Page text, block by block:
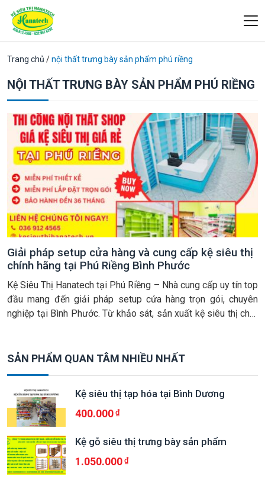
Trang chủ /nội thất trưng bày sản phẩm phú riềng
NỘI THẤT TRƯNG BÀY SẢN PHẨM PHÚ RIỀNG
Giải pháp setup cửa hàng và cung cấp kệ siêu thị
chính hãng tại Phú Riềng Bình Phước
Kệ Siêu Thị Hanatech tại Phú Riềng – Nhà cung cấp uy tín top
đầu mang đến giải pháp setup cửa hàng trọn gói, chuyên
nghiệp tại Bình Phước. Từ khảo sát, sản xuất kệ siêu thị chất
SẢN PHẨM QUAN TÂM NHIỀU NHẤT
Kệ siêu thị tạp hóa tại Bình Dương
400.000
Kệ gỗ siêu thị trưng bày sản phẩm
1.050.000